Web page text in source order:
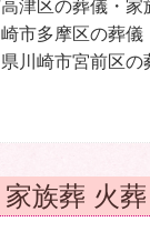
津区の葬儀・
市多摩区の葬
川崎市宮前区
族葬 火葬